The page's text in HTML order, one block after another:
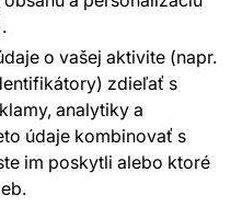
o vašej aktivite (napr.
zdieľať s
analytiky a
údaje kombinovať s
im poskytli alebo ktoré
7 dní v
DIČ: CZ26776251